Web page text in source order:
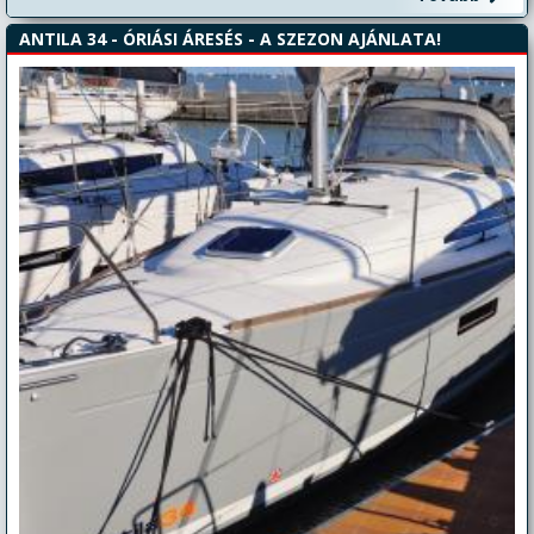
ANTILA 34 - ÓRIÁSI ÁRESÉS - A SZEZON AJÁNLATA!